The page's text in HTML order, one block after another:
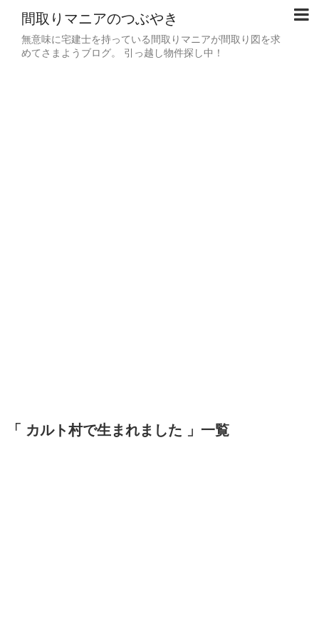
間取りマニアのつぶやき
無意味に宅建士を持っている間取りマニアが間取り図を求
めてさまようブログ。 引っ越し物件探し中！
「 カルト村で生まれました 」一覧